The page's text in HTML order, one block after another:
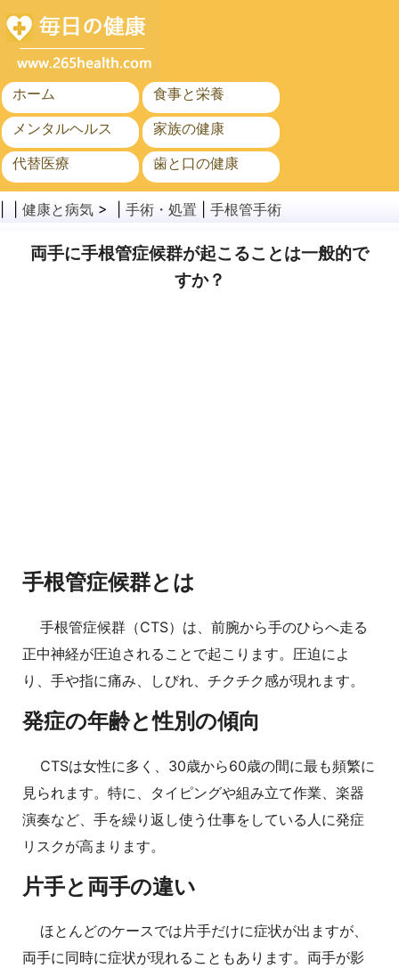
ホーム
食事と栄養
メンタルヘルス
家族の健康
代替医療
歯と口の健康
がん
公衆衛生
健康と病気 > | 手術・処置 手根管手術
両手に手根管症候群が起こることは一般的で
すか？
手根管症候群とは
手根管症候群（CTS）は、前腕から手のひらへ走る
正中神経が圧迫されることで起こります。圧迫によ
り、手や指に痛み、しびれ、チクチク感が現れます。
発症の年齢と性別の傾向
CTSは女性に多く、30歳から60歳の間に最も頻繁に
見られます。特に、タイピングや組み立て作業、楽器
演奏など、手を繰り返し使う仕事をしている人に発症
リスクが高まります。
片手と両手の違い
ほとんどのケースでは片手だけに症状が出ますが、
両手に同時に症状が現れることもあります。両手が影